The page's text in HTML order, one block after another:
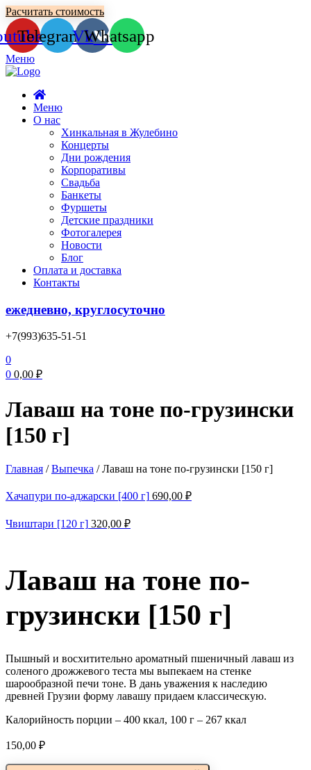
Расчитать стоимость
TelegramVkWhatsapp
Меню
Меню
О нас
Хинкальная в Жулебино
Концерты
Дни рождения
Корпоративы
Свадьба
Банкеты
Фуршеты
Детские праздники
Фотогалерея
Новости
Блог
Оплата и доставка
Контакты
ежедневно, круглосуточно
+7(993)635-51-51
0
0 0,00 ₽
Лаваш на тоне по-грузински
[150 г]
Главная /Выпечка /Лаваш на тоне по-грузински [150 г]
Хачапури по-аджарски [400 г] 690,00 ₽
Чвиштари [120 г] 320,00 ₽
Лаваш на тоне по-
грузински [150 г]
Пышный и восхитительно ароматный пшеничный лаваш из
соленого дрожжевого теста мы выпекаем на стенке
шарообразной печи тоне. В дань уважения к наследию
древней Грузии форму лавашу придаем классическую.
Калорийность порции – 400 ккал, 100 г – 267 ккал
150,00 ₽